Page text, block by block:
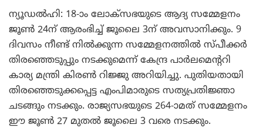
ന്യൂഡൽഹി: 18-ാം ലോക്‌സഭയുടെ ആദ്യ സമ്മേളനം
ജൂൺ 24ന് ആരംഭിച്ച് ജൂലൈ 3ന് അവസാനിക്കും. 9
ദിവസം നീണ്ട് നിൽക്കുന്ന സമ്മേളനത്തിൽ സ്പീക്കർ
തിരഞ്ഞെടുപ്പും നടക്കുമെന്ന് കേന്ദ്ര പാർലമെന്ററി
കാര്യ മന്ത്രി കിരൺ റിജ്ജു അറിയിച്ചു. പുതിയതായി
തിരഞ്ഞെടുക്കപ്പെട്ട എംപിമാരുടെ സത്യപ്രതിജ്ഞാ
ചടങ്ങും നടക്കും. രാജ്യസഭയുടെ 264-ാമത് സമ്മേളനം
ഈ ജൂൺ 27 മുതൽ ജൂലൈ 3 വരെ നടക്കും.